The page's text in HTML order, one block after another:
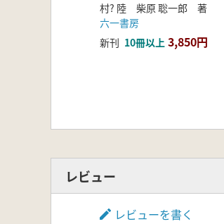
村? 陸 柴原 聡一郎 著
六一書房
新刊 10冊以上 3,850円
レビュー
レビューを書く